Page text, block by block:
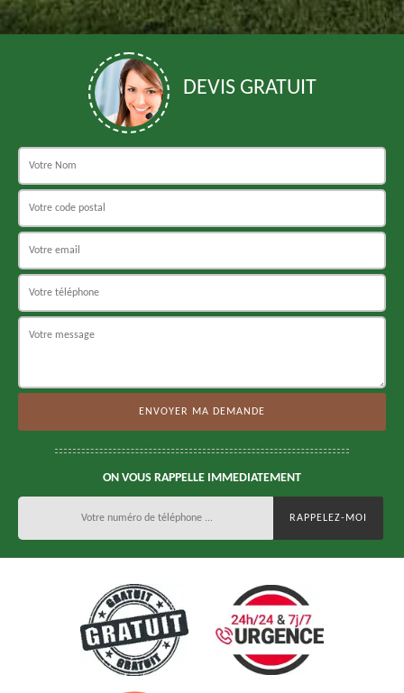
DEVIS GRATUIT
ON VOUS RAPPELLE IMMEDIATEMENT